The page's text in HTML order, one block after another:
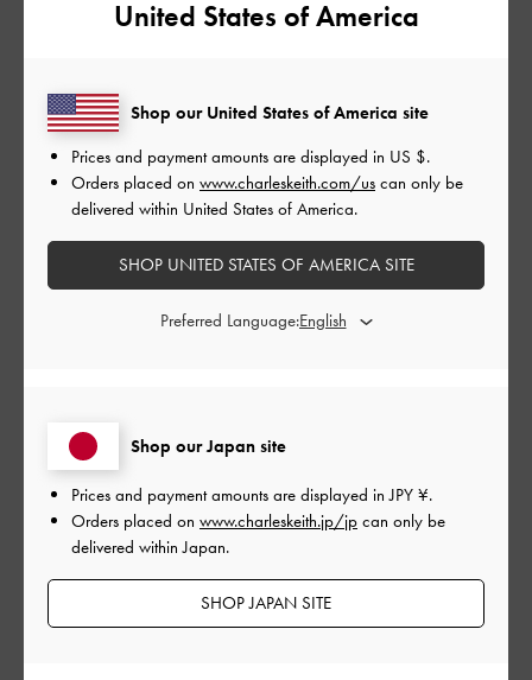
もっと見る
このレビューは役に立ちましたか？
ちょっと硬いかなー
でも可愛い
| カラー:
United States of America
Shop our Japan site
Prices and payment amounts are displayed inJPY ¥.
Orders placed on www.charleskeith.jp/jp can only be
delivered within Japan.
SHOP JAPAN SITE
Shop our United States of America site
Prices and payment amounts are displayed in US $.
Orders placed on www.charleskeith.com/us can only be
delivered within United States of America.
SHOP UNITED STATES OF AMERICA SITE
Preferred Language: